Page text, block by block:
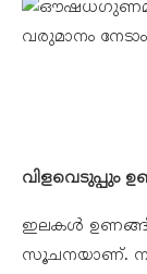
വിളവെടുപ്പും
ഇലകൾ
സൂചനയാണ്.